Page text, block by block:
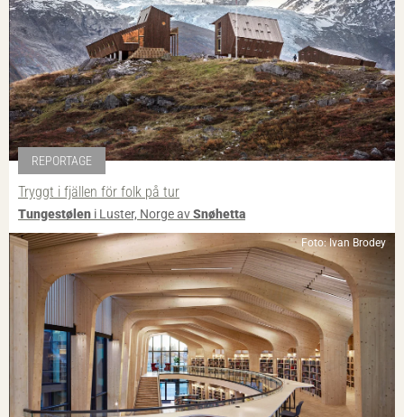
REPORTAGE
Tryggt i fjällen för folk på tur
Tungestølen i Luster, Norge avSnøhetta
Foto: Ivan Brodey